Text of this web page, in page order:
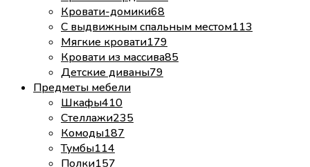
Кровати-домики68
С выдвижным спальным местом113
Мягкие кровати179
Кровати из массива85
Детские диваны79
Предметы мебели
Шкафы410
Стеллажи235
Комоды187
Тумбы114
Полки157